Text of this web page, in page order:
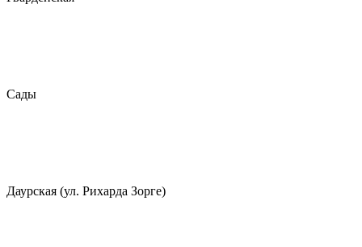
Сады
Даурская (ул. Рихарда Зорге)